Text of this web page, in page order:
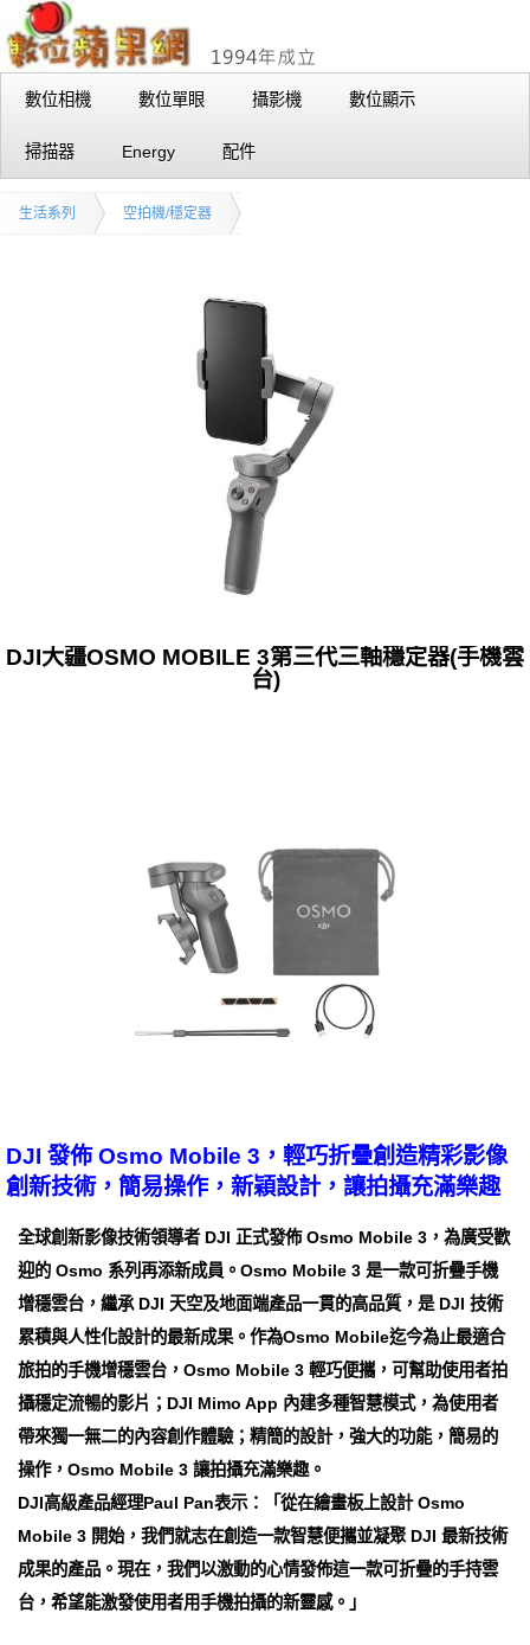
數位相機 數位單眼 攝影機 數位顯示
掃描器 Energy 配件
生活系列 空拍機/穩定器
DJI大疆OSMO MOBILE 3第三代三軸穩定器(手機雲
台)
DJI 發佈 Osmo Mobile 3，輕巧折疊創造精彩影像
創新技術，簡易操作，新穎設計，讓拍攝充滿樂趣
全球創新影像技術領導者 DJI 正式發佈 Osmo Mobile 3，為廣受歡
迎的 Osmo 系列再添新成員。Osmo Mobile 3 是一款可折疊手機
增穩雲台，繼承 DJI 天空及地面端產品一貫的高品質，是 DJI 技術
累積與人性化設計的最新成果。作為Osmo Mobile迄今為止最適合
旅拍的手機增穩雲台，Osmo Mobile 3 輕巧便攜，可幫助使用者拍
攝穩定流暢的影片；DJI Mimo App 內建多種智慧模式，為使用者
帶來獨一無二的內容創作體驗；精簡的設計，強大的功能，簡易的
操作，Osmo Mobile 3 讓拍攝充滿樂趣。
DJI高級產品經理Paul Pan表示：「從在繪畫板上設計 Osmo
Mobile 3 開始，我們就志在創造一款智慧便攜並凝聚 DJI 最新技術
成果的產品。現在，我們以激動的心情發佈這一款可折疊的手持雲
台，希望能激發使用者用手機拍攝的新靈感。」